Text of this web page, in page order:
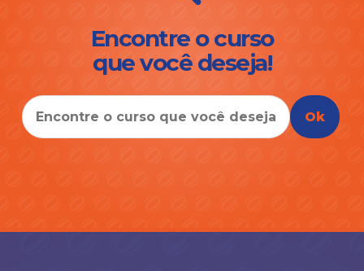
Encontre o curso
que você deseja!
Ok